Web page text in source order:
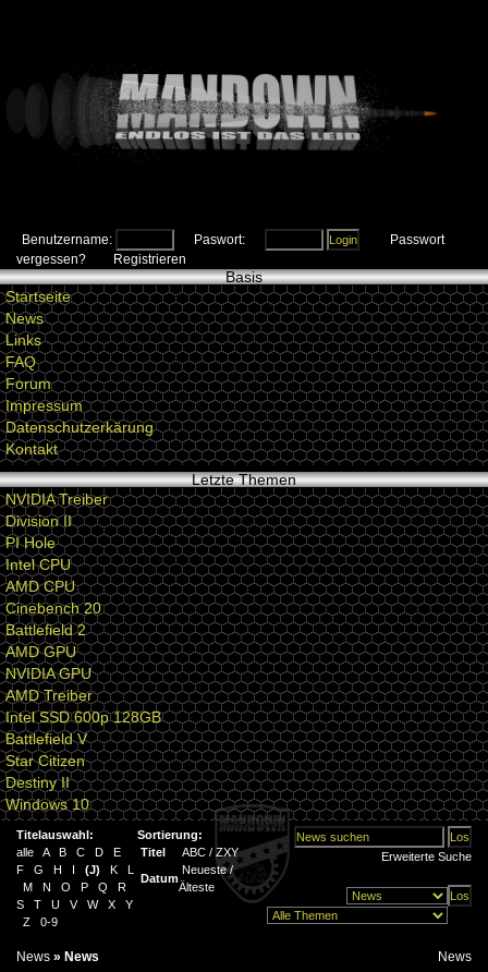
Benutzername: Paswort:
Passwort
vergessen?
Registrieren
Basis
Startseite
News
Links
FAQ
Forum
Impressum
Datenschutzerkärung
Kontakt
Letzte Themen
NVIDIA Treiber
Division II
PI Hole
Intel CPU
AMD CPU
Cinebench 20
Battlefield 2
AMD GPU
NVIDIA GPU
AMD Treiber
Intel SSD 600p 128GB
Battlefield V
Star Citizen
Destiny II
Windows 10
Titelauswahl:
alle
A B C D
E
F
G H I (J) K
L
M
N O P Q
R
S
T U V W X
Y
Z
0-9
Sortierung:
Titel
ABC / ZXY
Datum
Neueste/
Älteste
Erweiterte Suche
News » News News